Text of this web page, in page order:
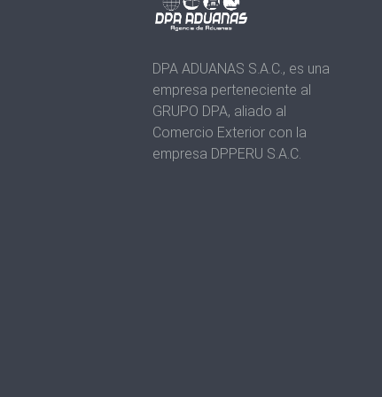
DPA ADUANAS S.A.C., es una
empresa perteneciente al
GRUPO DPA, aliado al
Comercio Exterior con la
empresa DPPERU S.A.C.